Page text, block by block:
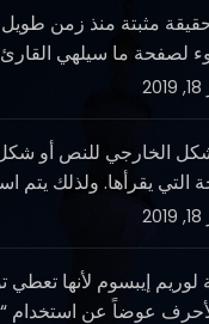
مثبتة منذ زمن
لصفحة ما سيلهي
الخارجي للنص أو
التي يقرأها. ولذلك يتم
إيبسوم لأنها تعطي
عوضاً عن استخدام